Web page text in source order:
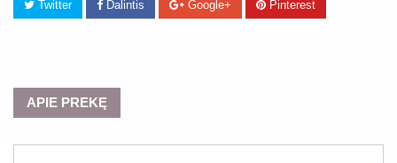
Twitter Dalintis Google+ Pinterest
APIE PREKĘ